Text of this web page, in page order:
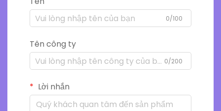
0/100
Tên công ty
0/200
Lời nhắn